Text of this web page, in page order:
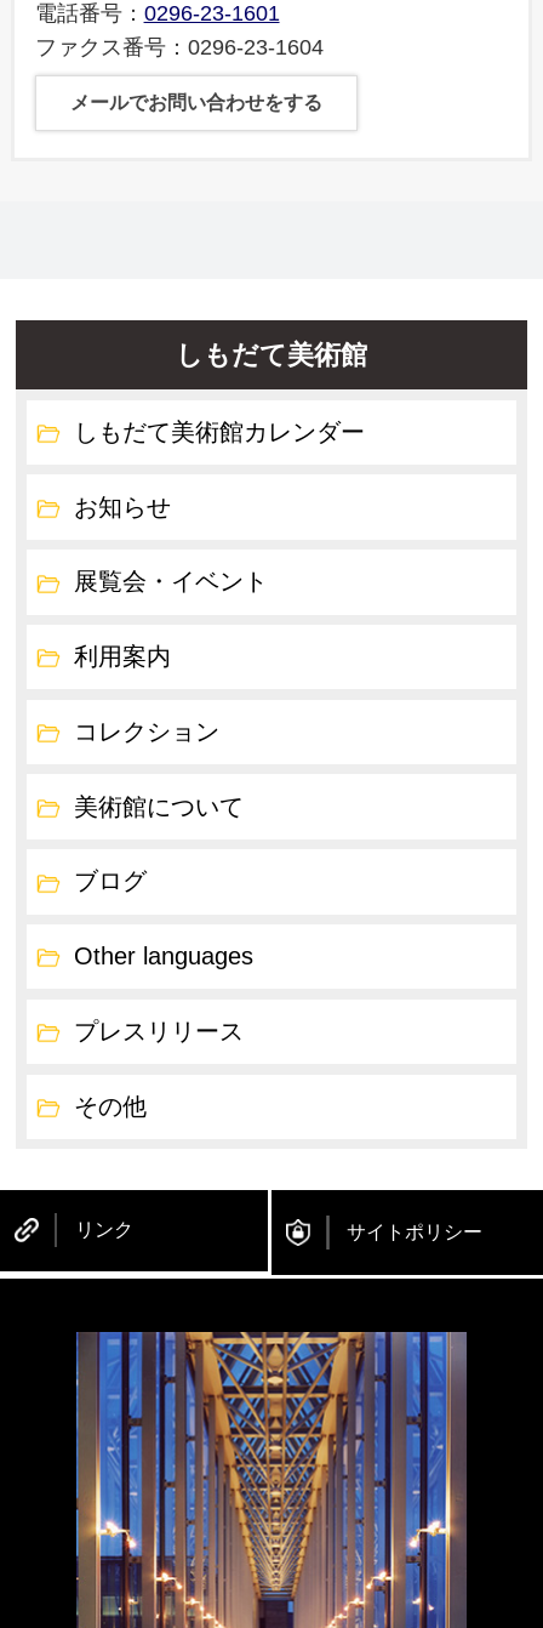
電話番号： 0296-23-1601
ファクス番号：0296-23-1604
メールでお問い合わせをする
しもだて美術館
しもだて美術館カレンダー
お知らせ
展覧会・イベント
利用案内
コレクション
美術館について
ブログ
Other languages
プレスリリース
その他
リンク サイトポリシー